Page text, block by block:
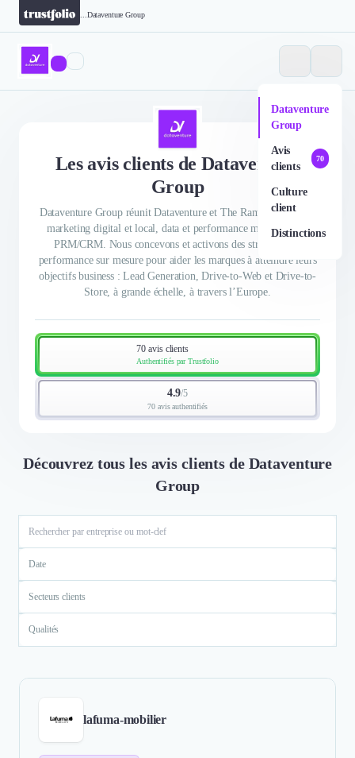
Dataventure Group
Dataventure
Group
Avis
clients
70
Culture
client
Distinctions
Les avis clients de Dataventure
Group
Dataventure Group réunit Dataventure et The Ramp, experts en
marketing digital et local, data et performance marketing, et
PRM/CRM. Nous concevons et activons des stratégies de
performance sur mesure pour aider les marques à atteindre leurs
objectifs business : Lead Generation, Drive-to-Web et Drive-to-
Store, à grande échelle, à travers l’Europe.
70 avis clients
Authentifiés par Trustfolio
4.9/5
70 avis authentifiés
Découvrez tous les avis clients de Dataventure
Group
Date
Secteurs clients
Qualités
lafuma-mobilier